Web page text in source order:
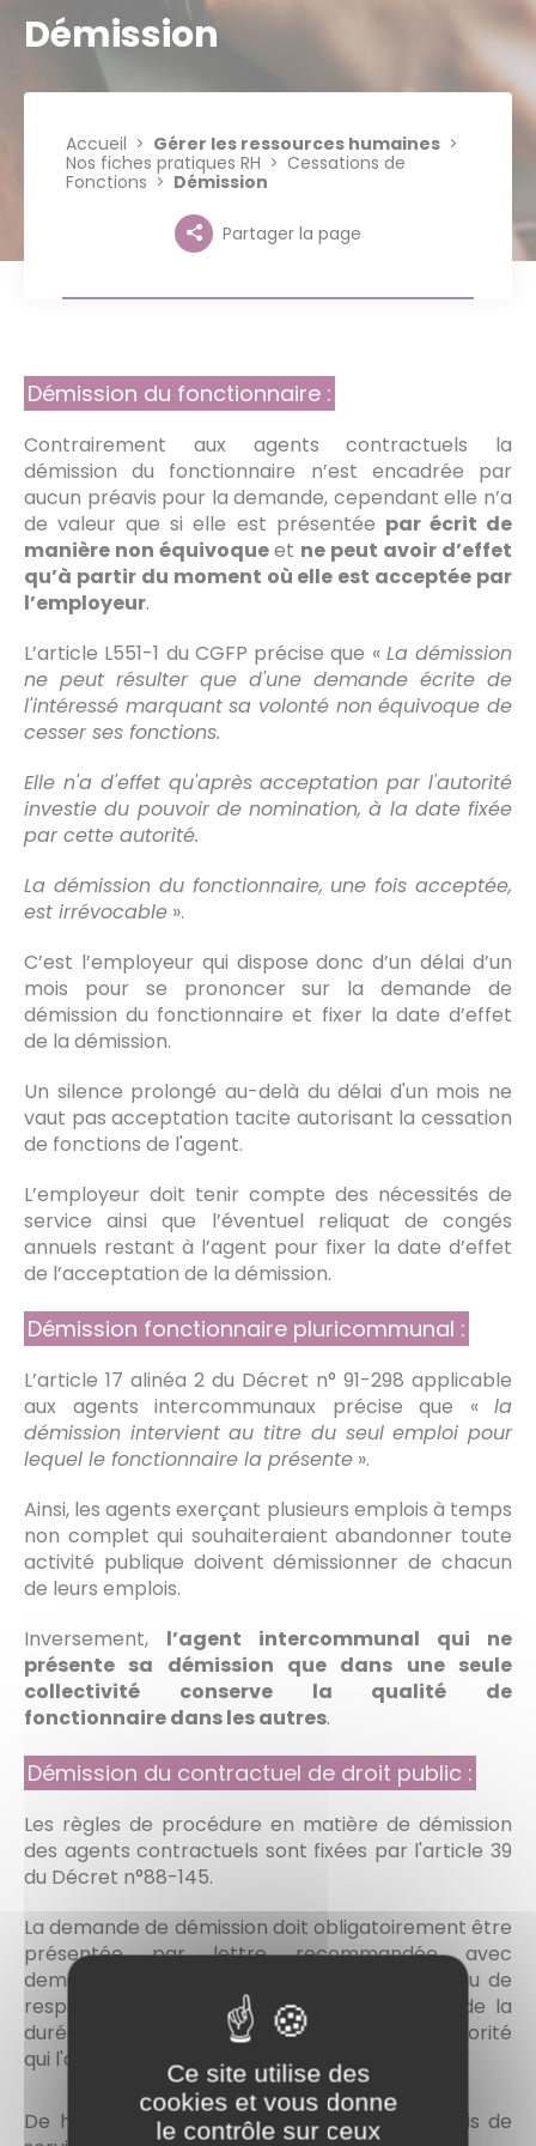
Démission
Accueil
Gérer les ressources humaines
Nos fiches pratiques RH
Cessations de
Fonctions
Démission
Partager la page
Démission du fonctionnaire :
Contrairement aux agents contractuels la
démission du fonctionnaire n’est encadrée par
aucun préavis pour la demande, cependant elle n’a
de valeur que si elle est présentée par écrit de
manière non équivoqueet ne peut avoir d’effet
qu’à partir du moment où elle est acceptée par
l’employeur.
L’article L551-1 du CGFP précise que « La démission
ne peut résulter que d'une demande écrite de
l'intéressé marquant sa volonté non équivoque de
cesser ses fonctions.
Elle n'a d'effet qu'après acceptation par l'autorité
investie du pouvoir de nomination, à la date fixée
par cette autorité.
La démission du fonctionnaire, une fois acceptée,
est irrévocable ».
C’est l’employeur qui dispose donc d’un délai d’un
mois pour se prononcer sur la demande de
démission du fonctionnaire et fixer la date d’effet
de la démission.
Un silence prolongé au-delà du délai d'un mois ne
vaut pas acceptation tacite autorisant la cessation
de fonctions de l'agent.
L’employeur doit tenir compte des nécessités de
service ainsi que l’éventuel reliquat de congés
annuels restant à l’agent pour fixer la date d’effet
de l’acceptation de la démission.
Démission fonctionnaire pluricommunal :
L’article 17 alinéa 2 du Décret n° 91-298 applicable
aux agents intercommunaux précise que « la
démission intervient au titre du seul emploi pour
lequel le fonctionnaire la présente ».
Ainsi, les agents exerçant plusieurs emplois à temps
non complet qui souhaiteraient abandonner toute
activité publique doivent démissionner de chacun
de leurs emplois.
Inversement, l’agent intercommunal qui ne
présente sa démission que dans une seule
collectivité conserve la qualité de
fonctionnaire dans les autres.
Démission du contractuel de droit public :
Les règles de procédure en matière de démission
des agents contractuels sont fixées par l'article 39
du Décret n°88-145.
La demande de démission doit obligatoirement être
présentée par lettre recommandée avec
demande d'avis de réception ; l'agent est tenu de
respecter un
préavis, variable en fonction de la
durée de services accomplie auprès de l'autorité
qui l'a recruté :
De huit jours s'il a accompli moins de six mois de
Ce site utilise des
cookies et vous donne
le contrôle sur ceux